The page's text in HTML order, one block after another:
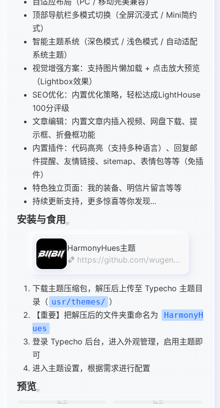
顶部导航栏多模式切换（全屏沉浸式 / Mini简约
式）
智能主题系统（深色模式 / 浅色模式 / 自动适配
系统主题）
视觉增强方案：支持图片懒加载 + 点击放大预览
（Lightbox效果）
SEO优化：内置优化策略，轻松达成LightHouse
100分评级
文章编辑：内置文章内插入视频、网盘下载、提
示框、折叠框功能
内置插件：代码高亮（支持多种语言）、回复邮
件提醒、友情链接、sitemap、表情包等等（免插
件）
特色独立页面：我的装备、明信片留言等等
持续更新支持，更多惊喜等你发现...
安装与食用
HarmonyHues主题
https://github.com/wugeng2
下载主题压缩包，解压后上传至 Typecho 主题目
录（ usr/themes/ ）
【重要】把解压后的文件夹重命名为
HarmonyH
ues
登录 Typecho 后台，进入外观管理，启用主题即
可
进入主题设置，根据需求进行配置
预览